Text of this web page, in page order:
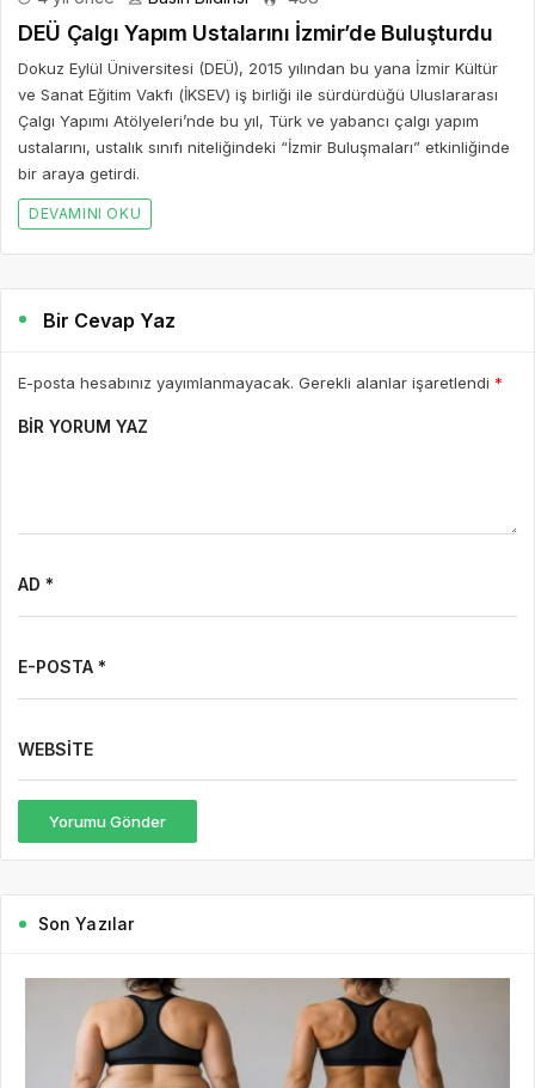
DEÜ Çalgı Yapım Ustalarını İzmir’de Buluşturdu
Dokuz Eylül Üniversitesi (DEÜ), 2015 yılından bu yana İzmir Kültür
ve Sanat Eğitim Vakfı (İKSEV) iş birliği ile sürdürdüğü Uluslararası
Çalgı Yapımı Atölyeleri’nde bu yıl, Türk ve yabancı çalgı yapım
ustalarını, ustalık sınıfı niteliğindeki “İzmir Buluşmaları” etkinliğinde
bir araya getirdi.
DEVAMINI OKU
Bir Cevap Yaz
E-posta hesabınız yayımlanmayacak. Gerekli alanlar işaretlendi *
BIR YORUM YAZ
AD *
E-POSTA *
WEBSITE
Yorumu Gönder
Son Yazılar